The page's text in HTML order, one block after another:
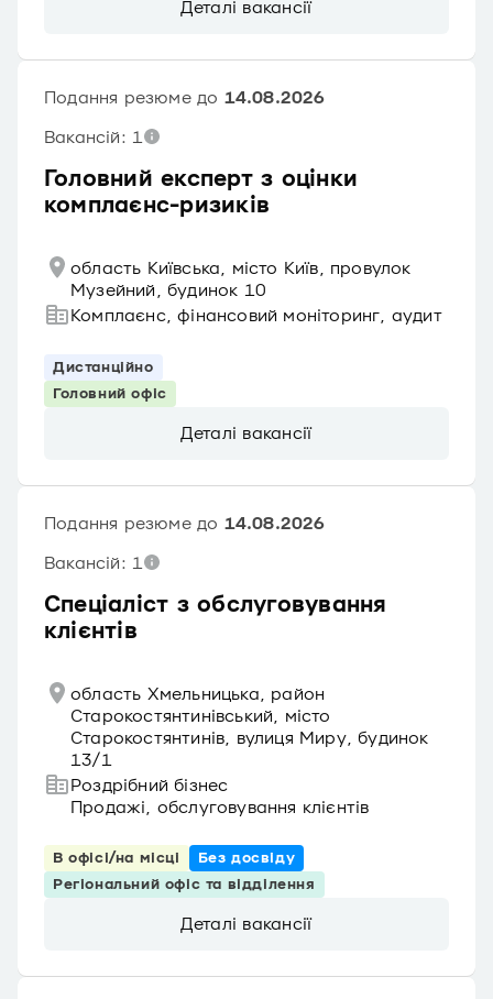
Деталі вакансії
Головний експерт з оцінки
комплаєнс-ризиків
Подання резюме до 14.08.2026
Вакансій: 1
область Київська, місто Київ, провулок
Музейний, будинок 10
Комплаєнс, фінансовий моніторинг, аудит
Дистанційно
Головний офіс
Деталі вакансії
Спеціаліст з обслуговування
клієнтів
Подання резюме до 14.08.2026
Вакансій: 1
область Хмельницька, район
Старокостянтинівський, місто
Старокостянтинів, вулиця Миру, будинок
13/1
Роздрібний бізнес
Продажі, обслуговування клієнтів
В офісі/на місці
Без досвіду
Регіональний офіс та відділення
Деталі вакансії